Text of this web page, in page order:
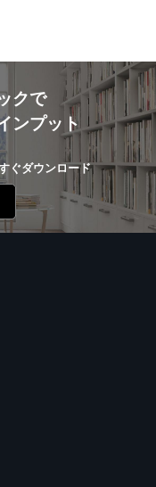
クで
ンプット
ぐダウンロード